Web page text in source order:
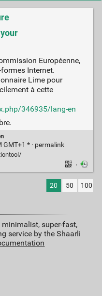
Européenne,
Internet.
Lime pour
à cette
346935/lang-en
* · permalink
·
20 50 100
minimalist, super-fast,
service by the Shaarli